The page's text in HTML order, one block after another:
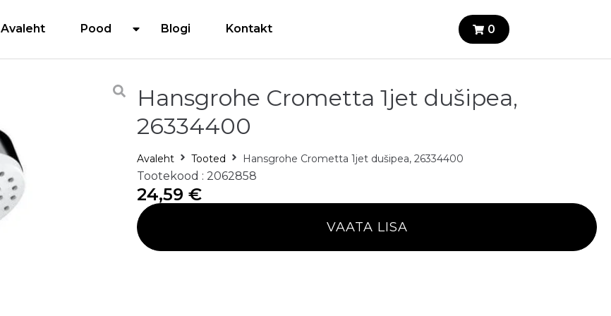
Avaleht Pood Blogi Kontakt 0
Hansgrohe Crometta 1jet dušipea,
26334400
Avaleht Tooted Hansgrohe Crometta 1jet dušipea, 26334400
Tootekood : 2062858
24,59 €
VAATA LISA